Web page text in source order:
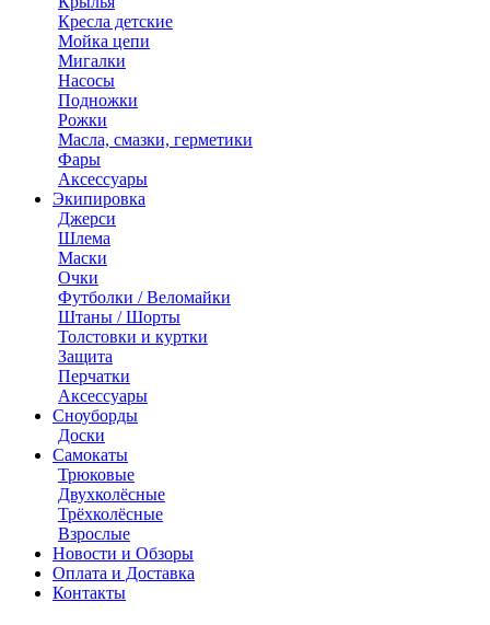
Кресла детские
Мойка цепи
Мигалки
Насосы
Подножки
Рожки
Масла, смазки, герметики
Фары
Аксессуары
Экипировка
Джерси
Шлема
Маски
Очки
Футболки / Веломайки
Штаны / Шорты
Толстовки и куртки
Защита
Перчатки
Аксессуары
Сноуборды
Доски
Самокаты
Трюковые
Двухколёсные
Трёхколёсные
Взрослые
Новости и Обзоры
Оплата и Доставка
Контакты